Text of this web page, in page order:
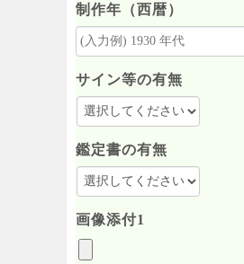
制作年（西暦）
サイン等の有無
鑑定書の有無
画像添付1